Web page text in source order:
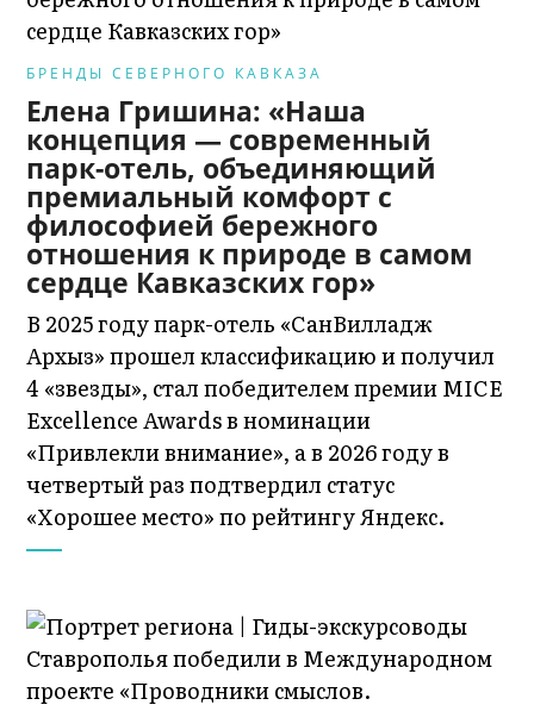
БРЕНДЫ СЕВЕРНОГО КАВКАЗА
Елена Гришина: «Наша
концепция — современный
парк-отель, объединяющий
премиальный комфорт с
философией бережного
отношения к природе в самом
сердце Кавказских гор»
В 2025 году парк-отель «СанВилладж
Архыз» прошел классификацию и получил
4 «звезды», стал победителем премии MICE
Excellence Awards в номинации
«Привлекли внимание», а в 2026 году в
четвертый раз подтвердил статус
«Хорошее место» по рейтингу Яндекс.